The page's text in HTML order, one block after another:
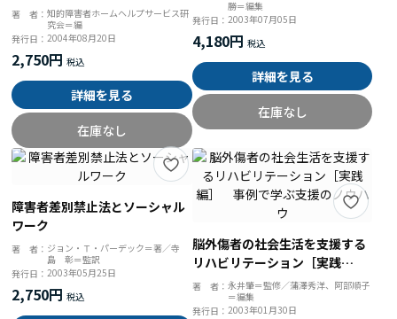
現するために
著 者：知的障害者ホームヘルプサービス研
究会＝編
発行日：2004年08月20日
2,750円
詳細を見る
在庫なし
勝＝編集
発行日： 2003年07月05日
4,180円
詳細を見る
在庫なし
障害者差別禁止法とソーシャル
ワーク
著 者： ジョン・Ｔ・パーデック＝著／寺
島 彰＝監訳
発行日：2003年05月25日
2,750円
脳外傷者の社会生活を支援する
リハビリテーション［実践
編］ 事例で学ぶ支援のノウハ
著 者： 永井肇＝監修／蒲澤秀洋、阿部順子
＝編集
発行日： 2003年01月30日